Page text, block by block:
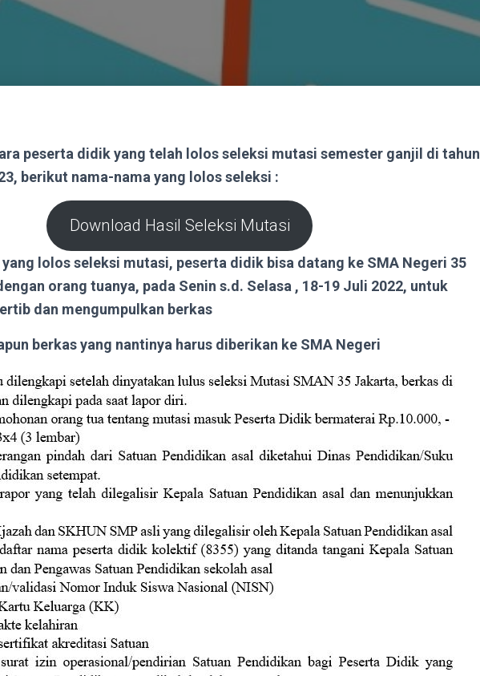
peserta didik yang telah lolos seleksi mutasi semester ganjil di tahun
berikut nama-nama yang lolos seleksi :
Download Hasil Seleksi Mutasi
lolos seleksi mutasi, peserta didik bisa datang ke SMA Negeri 35
orang tuanya, pada Senin s.d. Selasa , 18-19 Juli 2022, untuk
dan mengumpulkan berkas
berkas yang nantinya harus diberikan ke SMA Negeri